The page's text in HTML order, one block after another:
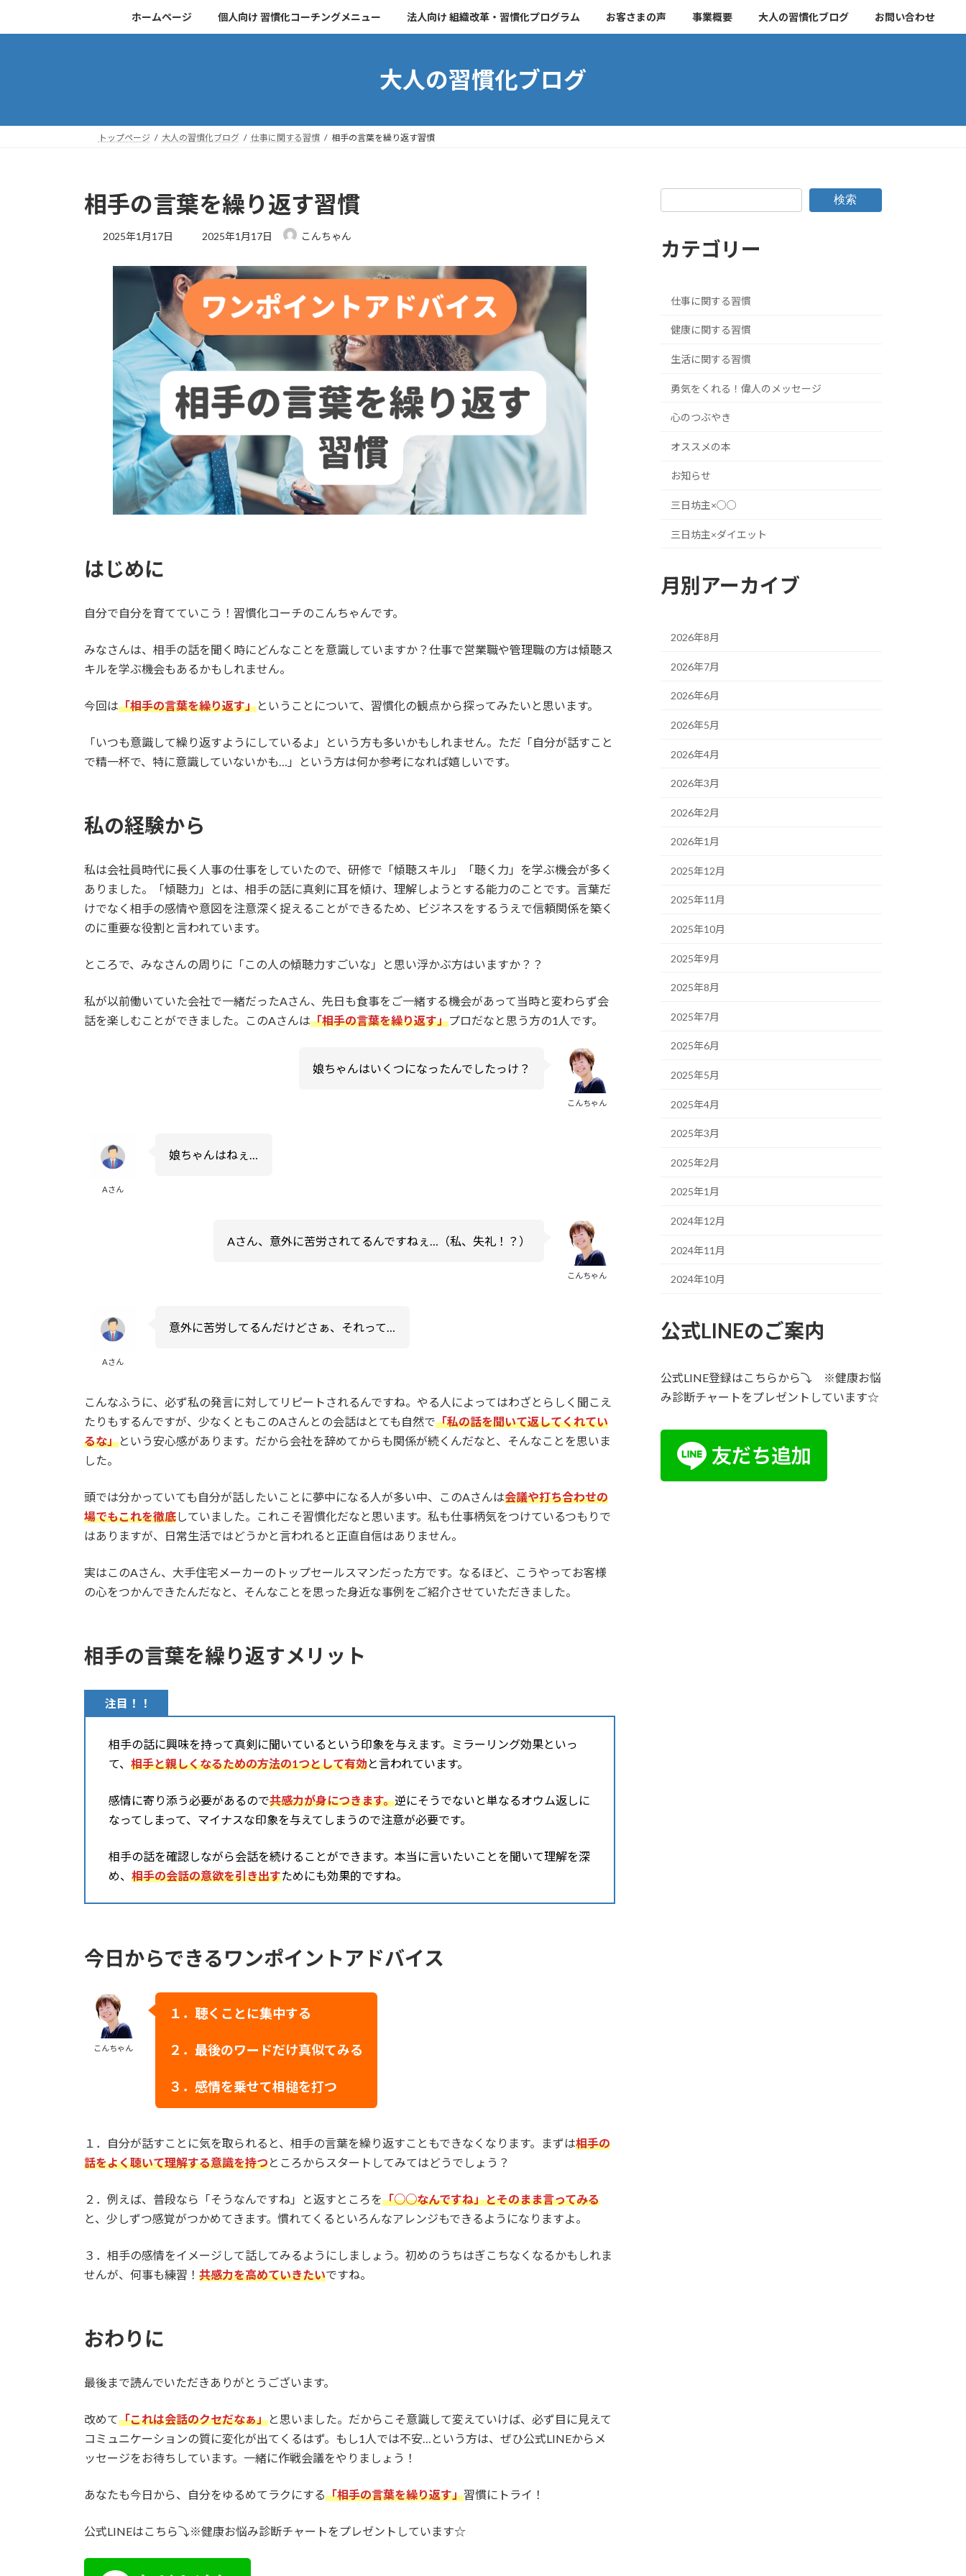
キ
に
ホームページ 個人向け 習慣化コーチングメニュー 法人向け 組織改革・習慣化プログラム お客さまの声 事業概要 大人の習慣化ブログ お問い合わせ
大人の習慣化ブログ
トップページ 大人の習慣化ブログ 仕事に関する習慣 相手の言葉を繰り返す習慣
相手の言葉を繰り返す習慣
2025年1月17日
最
新
時
2025年1月17日 こんちゃん
はじめに
自分で自分を育てていこう！習慣化コーチのこんちゃんです。
みなさんは、相手の話を聞く時にどんなことを意識していますか？仕事で営業職や管理職の方は傾聴ス
キルを学ぶ機会もあるかもしれません。
今回は「相手の言葉を繰り返す」ということについて、習慣化の観点から探ってみたいと思います。
「いつも意識して繰り返すようにしているよ」という方も多いかもしれません。ただ「自分が話すこと
で精一杯で、特に意識していないかも…」という方は何か参考になれば嬉しいです。
私の経験から
私は会社員時代に長く人事の仕事をしていたので、研修で「傾聴スキル」「聴く力」を学ぶ機会が多く
ありました。「傾聴力」とは、相手の話に真剣に耳を傾け、理解しようとする能力のことです。言葉だ
けでなく相手の感情や意図を注意深く捉えることができるため、ビジネスをするうえで信頼関係を築く
のに重要な役割と言われています。
ところで、みなさんの周りに「この人の傾聴力すごいな」と思い浮かぶ方はいますか？？
私が以前働いていた会社で一緒だったAさん、先日も食事をご一緒する機会があって当時と変わらず会
話を楽しむことができました。このAさんは「相手の言葉を繰り返す」プロだなと思う方の1人です。
こんちゃん
娘ちゃんはいくつになったんでしたっけ？
Aさん
娘ちゃんはねぇ…
こんちゃん
Aさん、意外に苦労されてるんですねぇ…（私、失礼！？）
Aさん
意外に苦労してるんだけどさぁ、それって…
こんなふうに、必ず私の発言に対してリピートされるんですね。やる人によってはわざとらしく聞こえ
たりもするんですが、少なくともこのAさんとの会話はとても自然で「私の話を聞いて返してくれてい
るな」という安心感があります。だから会社を辞めてからも関係が続くんだなと、そんなことを思いま
した。
頭では分かっていても自分が話したいことに夢中になる人が多い中、このAさんは会議や打ち合わせの
場でもこれを徹底していました。これこそ習慣化だなと思います。私も仕事柄気をつけているつもりで
はありますが、日常生活ではどうかと言われると正直自信はありません。
実はこのAさん、大手住宅メーカーのトップセールスマンだった方です。なるほど、こうやってお客様
の心をつかんできたんだなと、そんなことを思った身近な事例をご紹介させていただきました。
相手の言葉を繰り返すメリット
注目！！
相手の話に興味を持って真剣に聞いているという印象を与えます。ミラーリング効果といっ
て、 相手と親しくなるための方法の1つとして有効と言われています。
感情に寄り添う必要があるので共感力が身につきます。逆にそうでないと単なるオウム返しに
なってしまって、マイナスな印象を与えてしまうので注意が必要です。
相手の話を確認しながら会話を続けることができます。本当に言いたいことを聞いて理解を深
め、 相手の会話の意欲を引き出すためにも効果的ですね。
今日からできるワンポイントアドバイス
こんちゃん
１．聴くことに集中する
２．最後のワードだけ真似てみる
３．感情を乗せて相槌を打つ
１．自分が話すことに気を取られると、相手の言葉を繰り返すこともできなくなります。まずは相手の
話をよく聴いて理解する意識を持つところからスタートしてみてはどうでしょう？
２．例えば、普段なら「そうなんですね」と返すところを「○○なんですね」とそのまま言ってみる
と、少しずつ感覚がつかめてきます。慣れてくるといろんなアレンジもできるようになりますよ。
３．相手の感情をイメージして話してみるようにしましょう。初めのうちはぎこちなくなるかもしれま
せんが、何事も練習！ 共感力を高めていきたいですね。
おわりに
最後まで読んでいただきありがとうございます。
改めて「これは会話のクセだなぁ」と思いました。だからこそ意識して変えていけば、必ず目に見えて
コミュニケーションの質に変化が出てくるはず。もし1人では不安…という方は、ぜひ公式LINEからメ
ッセージをお待ちしています。一緒に作戦会議をやりましょう！
あなたも今日から、自分をゆるめてラクにする「相手の言葉を繰り返す」習慣にトライ！
公式LINEはこちら⤵※健康お悩み診断チャートをプレゼントしています☆
検索
カテゴリー
仕事に関する習慣
健康に関する習慣
生活に関する習慣
勇気をくれる！偉人のメッセージ
心のつぶやき
オススメの本
お知らせ
三日坊主×○○
三日坊主×ダイエット
月別アーカイブ
2026年8月
2026年7月
2026年6月
2026年5月
2026年4月
2026年3月
2026年2月
2026年1月
2025年12月
2025年11月
2025年10月
2025年9月
2025年8月
2025年7月
2025年6月
2025年5月
2025年4月
2025年3月
2025年2月
2025年1月
2024年12月
2024年11月
2024年10月
公式LINEのご案内
公式LINE登録はこちらから⤵ ※健康お悩
み診断チャートをプレゼントしています☆